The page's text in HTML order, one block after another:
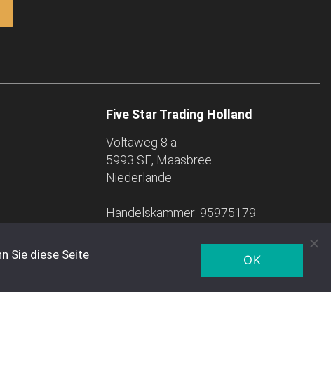
Five Star Trading Holland
Voltaweg 8 a
5993 SE, Maasbree
Niederlande
Handelskammer: 95975179
Sie diese Seite
OK